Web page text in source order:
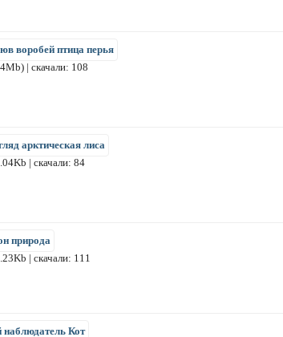
воробей птица перья
| скачали: 108
арктическая лиса
| скачали: 84
природа
| скачали: 111
наблюдатель Кот